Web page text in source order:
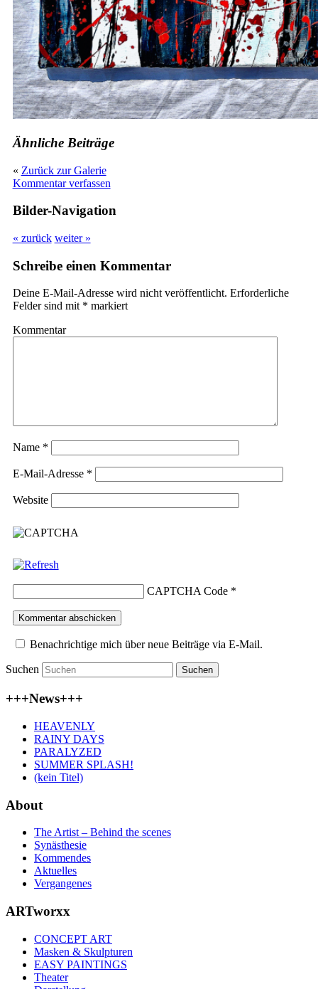
Ähnliche Beiträge
« Zurück zur Galerie
Kommentar verfassen
Bilder-Navigation
« zurück weiter »
Schreibe einen Kommentar
Deine E-Mail-Adresse wird nicht veröffentlicht. Erforderliche
Felder sind mit * markiert
Kommentar
Name *
E-Mail-Adresse *
Website
CAPTCHA Code*
Benachrichtige mich über neue Beiträge via E-Mail.
Suchen
+++News+++
HEAVENLY
RAINY DAYS
PARALYZED
SUMMER SPLASH!
(kein Titel)
About
The Artist – Behind the scenes
Synästhesie
Kommendes
Aktuelles
Vergangenes
ARTworxx
CONCEPT ART
Masken & Skulpturen
EASY PAINTINGS
Theater